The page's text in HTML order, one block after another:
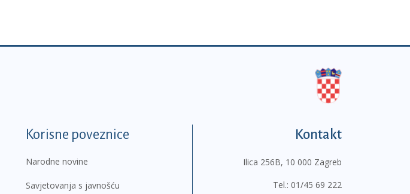
Korisne poveznice
Narodne novine
Savjetovanja s javnošću
Kontakt
Ilica 256B, 10 000 Zagreb
Tel.: 01/45 69 222